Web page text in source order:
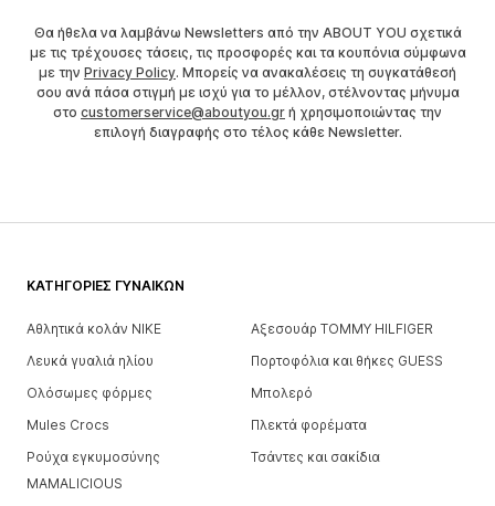
Θα ήθελα να λαμβάνω Newsletters από την ABOUT YOU σχετικά
με τις τρέχουσες τάσεις, τις προσφορές και τα κουπόνια σύμφωνα
με την Privacy Policy. Μπορείς να ανακαλέσεις τη συγκατάθεσή
σου ανά πάσα στιγμή με ισχύ για το μέλλον, στέλνοντας μήνυμα
στο customerservice@aboutyou.gr ή χρησιμοποιώντας την
επιλογή διαγραφής στο τέλος κάθε Newsletter.
ΚΑΤΗΓΟΡΊΕΣ ΓΥΝΑΙΚΏΝ
Αθλητικά κολάν NIKE
Αξεσουάρ TOMMY HILFIGER
Λευκά γυαλιά ηλίου
Πορτοφόλια και θήκες GUESS
Ολόσωμες φόρμες
Μπολερό
Mules Crocs
Πλεκτά φορέματα
Ρούχα εγκυμοσύνης
MAMALICIOUS
Τσάντες και σακίδια